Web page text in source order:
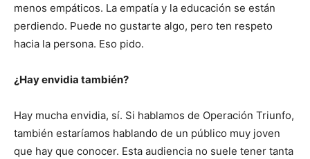
menos empáticos. La empatía y la educación se están
perdiendo. Puede no gustarte algo, pero ten respeto
hacia la persona. Eso pido.
¿Hay envidia también?
Hay mucha envidia, sí. Si hablamos de Operación Triunfo,
también estaríamos hablando de un público muy joven
que hay que conocer. Esta audiencia no suele tener tanta